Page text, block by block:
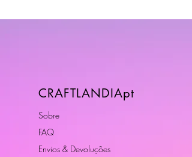
CRAFTLANDIApt
Sobre
FAQ
Envios & Devoluções